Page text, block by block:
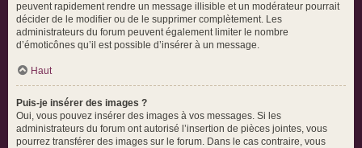
peuvent rapidement rendre un message illisible et un modérateur pourrait
décider de le modifier ou de le supprimer complètement. Les
administrateurs du forum peuvent également limiter le nombre
d’émoticônes qu’il est possible d’insérer à un message.
Haut
Puis-je insérer des images ?
Oui, vous pouvez insérer des images à vos messages. Si les
administrateurs du forum ont autorisé l’insertion de pièces jointes, vous
pourrez transférer des images sur le forum. Dans le cas contraire, vous